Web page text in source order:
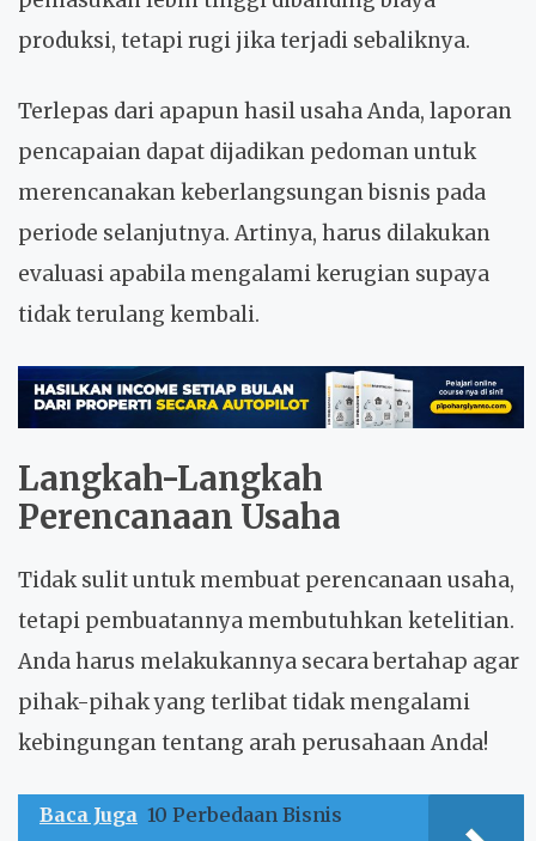
produksi, tetapi rugi jika terjadi sebaliknya.
Terlepas dari apapun hasil usaha Anda, laporan
pencapaian dapat dijadikan pedoman untuk
merencanakan keberlangsungan bisnis pada
periode selanjutnya. Artinya, harus dilakukan
evaluasi apabila mengalami kerugian supaya
tidak terulang kembali.
Langkah-Langkah
Perencanaan Usaha
Tidak sulit untuk membuat perencanaan usaha,
tetapi pembuatannya membutuhkan ketelitian.
Anda harus melakukannya secara bertahap agar
pihak-pihak yang terlibat tidak mengalami
kebingungan tentang arah perusahaan Anda!
Baca Juga 10 Perbedaan Bisnis